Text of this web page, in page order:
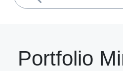
Portfolio